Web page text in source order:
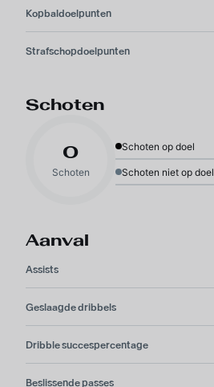
Kopbaldoelpunten
Strafschopdoelpunten
Schoten
0
Schoten
Schoten op doel
Schoten niet op doel
Aanval
Assists
Geslaagde dribbels
Dribble succespercentage
Beslissende passes